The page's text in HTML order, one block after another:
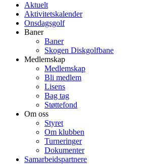
Aktuelt
Aktivitetskalender
Onsdagsgolf
Baner
Baner
Skogen Diskgolfbane
Medlemskap
Medlemskap
Bli medlem
Lisens
Bag tag
Støttefond
Om oss
Styret
Om klubben
Turneringer
Dokumenter
Samarbeidspartnere